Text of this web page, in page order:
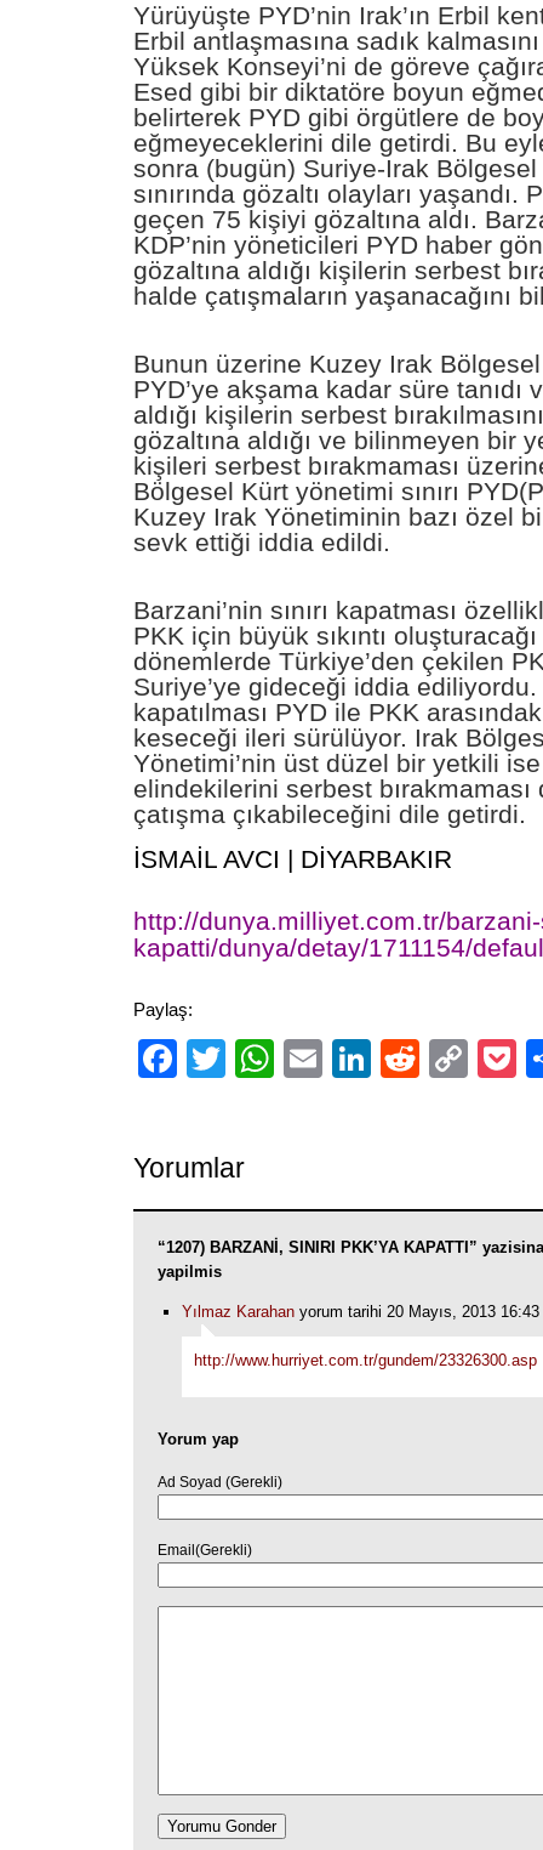
Yürüyüşte PYD’nin Irak’ın Erbil
Erbil antlaşmasına sadık
Yüksek Konseyi’ni de göreve
Esed gibi bir diktatöre boyun
belirterek PYD gibi örgütlere de
eğmeyeceklerini dile getirdi. Bu
sonra (bugün) Suriye-Irak
sınırında gözaltı olayları yaşandı.
geçen 75 kişiyi gözaltına aldı.
KDP’nin yöneticileri PYD haber
gözaltına aldığı kişilerin serbest
halde çatışmaların yaşanacağını
Bunun üzerine Kuzey Irak
PYD’ye akşama kadar süre tanıdı
aldığı kişilerin serbest
gözaltına aldığı ve bilinmeyen bir
kişileri serbest bırakmaması
Bölgesel Kürt yönetimi sınırı
Kuzey Irak Yönetiminin bazı özel
sevk ettiği iddia edildi.
Barzani’nin sınırı kapatması
PKK için büyük sıkıntı
dönemlerde Türkiye’den çekilen
Suriye’ye gideceği iddia ediliyordu.
kapatılması PYD ile PKK
keseceği ileri sürülüyor. Irak
Yönetimi’nin üst düzel bir yetkili ise
elindekilerini serbest bırakmaması
çatışma çıkabileceğini dile getirdi.
İSMAİL AVCI | DİYARBAKIR
http://dunya.milliyet.com.tr/
kapatti/dunya/detay/1711154/
Paylaş:
Facebook
TwitterWhatsApp
EmailLinkedIn
Reddit
Yorumlar
“1207) BARZANİ, SINIRI PKK’YA KAPATTI”
yapilmis
Yılmaz Karahan yorum tarihi 20 Mayıs, 2013 16:43
http://www.hurriyet.com.tr/gundem/23326300.asp
Yorum yap
Ad Soyad (Gerekli)
Email(Gerekli)